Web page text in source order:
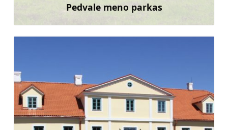
Pedvale meno parkas
Sužinoti daugiau